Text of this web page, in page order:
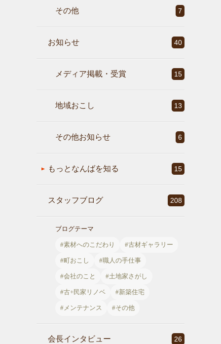
その他 7
お知らせ 40
メディア掲載・受賞 15
地域おこし 13
その他お知らせ 6
もっとなんばを知る 15
スタッフブログ 208
ブログテーマ
#素材へのこだわり #古材ギャラリー
#町おこし #職人の手仕事
#会社のこと #土地家さがし
#古+民家リノベ #新築住宅
#メンテナンス #その他
会長インタビュー 26